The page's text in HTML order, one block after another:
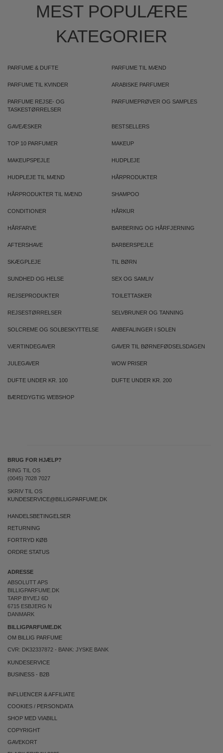
MEST POPULÆRE
KATEGORIER
PARFUME & DUFTE PARFUME TIL MÆND
PARFUME TIL KVINDER ARABISKE PARFUMER
PARFUME REJSE- OG
TASKESTØRRELSER
PARFUMEPRØVER OG SAMPLES
GAVEÆSKER BESTSELLERS
TOP 10 PARFUMER MAKEUP
MAKEUPSPEJLE HUDPLEJE
HUDPLEJE TIL MÆND HÅRPRODUKTER
HÅRPRODUKTER TIL MÆND SHAMPOO
CONDITIONER HÅRKUR
HÅRFARVE BARBERING OG HÅRFJERNING
AFTERSHAVE BARBERSPEJLE
SKÆGPLEJE TIL BØRN
SUNDHED OG HELSE SEX OG SAMLIV
REJSEPRODUKTER TOILETTASKER
REJSESTØRRELSER SELVBRUNER OG TANNING
SOLCREME OG SOLBESKYTTELSE ANBEFALINGER I SOLEN
VÆRTINDEGAVER GAVER TIL BØRNEFØDSELSDAGEN
JULEGAVER WOW PRISER
DUFTE UNDER KR. 100 DUFTE UNDER KR. 200
BÆREDYGTIG WEBSHOP
BRUG FOR HJÆLP?
RING TIL OS
(0045) 7028 7027
SKRIV TIL OS
KUNDESERVICE@BILLIGPARFUME.DK
HANDELSBETINGELSER
RETURNING
FORTRYD KØB
ORDRE STATUS
ADRESSE
ABSOLUTT APS
BILLIGPARFUME.DK
TARP BYVEJ 6D
6715 ESBJERG N
DANMARK
BILLIGPARFUME.DK
OM BILLIG PARFUME
CVR: DK32337872 - BANK: JYSKE BANK
KUNDESERVICE
BUSINESS - B2B
INFLUENCER & AFFILIATE
COOKIES / PERSONDATA
SHOP MED VIABILL
COPYRIGHT
GAVEKORT